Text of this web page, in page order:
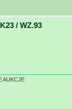
/ WZ.93
AUKCJE